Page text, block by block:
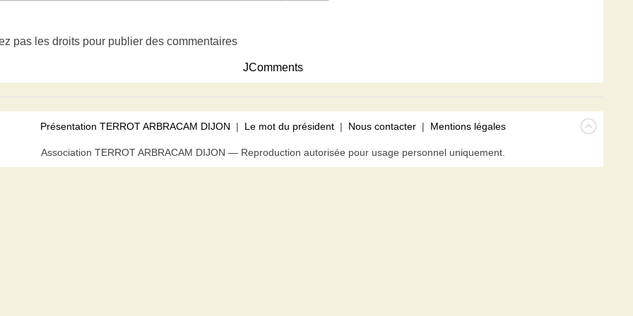
pas les droits pour publier des commentaires
JComments
Présentation TERROT ARBRACAM DIJON | Le mot du président | Nous contacter | Mentions légales
Association TERROT ARBRACAM DIJON — Reproduction autorisée pour usage personnel uniquement.